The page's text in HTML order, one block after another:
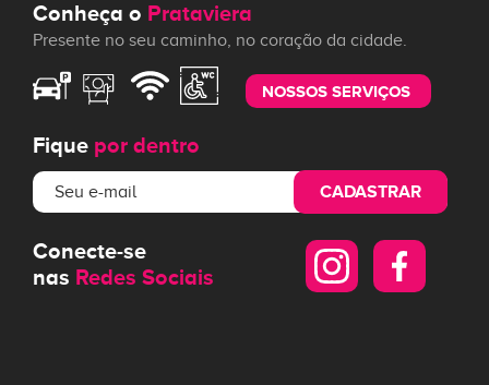
Conheça o Prataviera
Presente no seu caminho, no coração da cidade.
NOSSOS SERVIÇOS
Fique por dentro
CADASTRAR
Conecte-se
nas Redes Sociais